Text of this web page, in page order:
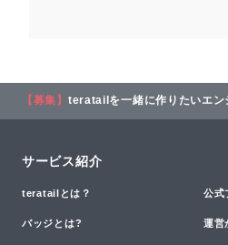
【募集】 teratailを一緒に作りたいエン
サービス紹介
teratailとは？ 公式
バッジとは? 運営